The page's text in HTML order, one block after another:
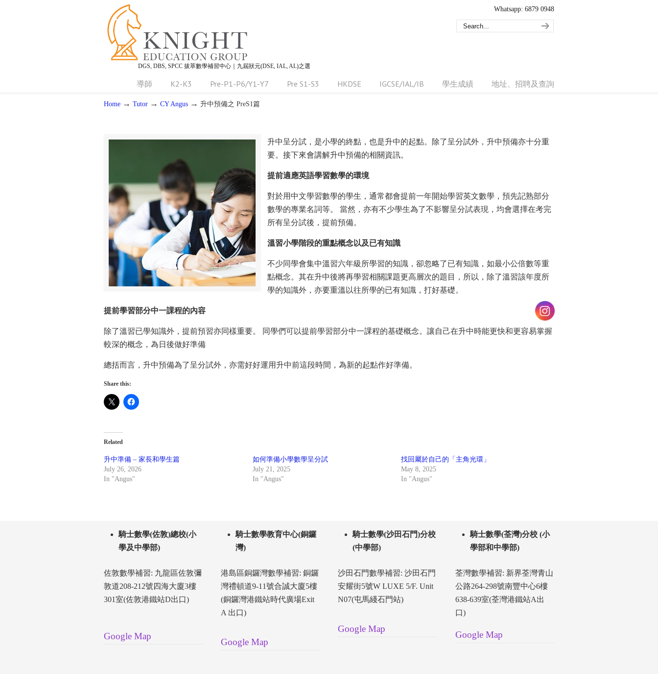
DGS, DBS, SPCC 拔萃數學補習中心｜九屆狀元(DSE, IAL, AL)之選
Whatsapp: 6879 0948
導師 K2-K3 Pre-P1-P6/Y1-Y7 Pre S1-S3 HKDSE IGCSE/IAL/IB 學生成績 地址、招聘及查詢
Home → Tutor → CY Angus → 升中預備之 PreS1篇
升中呈分試，是小學的終點，也是升中的起點。除了呈分試外，升中預備亦十分重
要。接下來會講解升中預備的相關資訊。
提前適應英語學習數學的環境
對於用中文學習數學的學生，通常都會提前一年開始學習英文數學，預先記熟部分
數學的專業名詞等。 當然，亦有不少學生為了不影響呈分試表現，均會選擇在考完
所有呈分試後，提前預備。
溫習小學階段的重點概念以及已有知識
不少同學會集中溫習六年級所學習的知識，卻忽略了已有知識，如最小公倍數等重
點概念。其在升中後將再學習相關課題更高層次的題目，所以，除了溫習該年度所
學的知識外，亦要重溫以往所學的已有知識，打好基礎。
提前學習部分中一課程的內容
除了溫習已學知識外，提前預習亦同樣重要。 同學們可以提前學習部分中一課程的基礎概念。讓自己在升中時能更快和更容易掌握
較深的概念，為日後做好準備
總括而言，升中預備為了呈分試外，亦需好好運用升中前這段時間，為新的起點作好準備。
Share this:
Related
升中準備 – 家長和學生篇
July 26, 2026
In "Angus"
如何準備小學數學呈分試
July 21, 2025
In "Angus"
找回屬於自己的「主角光環」
May 8, 2025
In "Angus"
騎士數學(佐敦)總校(小
學及中學部)
佐敦數學補習: 九龍區佐敦彌
敦道208-212號四海大廈3樓
301室(佐敦港鐵站D出口)
Google Map
騎士數學教育中心(銅鑼
灣)
港島區銅鑼灣數學補習: 銅鑼
灣禮頓道9-11號合誠大廈5樓
(銅鑼灣港鐵站時代廣場Exit
A 出口)
Google Map
騎士數學(沙田石門)分校
(中學部)
沙田石門數學補習: 沙田石門
安耀街5號W LUXE 5/F. Unit
N07(屯馬綫石門站)
Google Map
騎士數學(荃灣)分校 (小
學部和中學部)
荃灣數學補習: 新界荃灣青山
公路264-298號南豐中心6樓
638-639室(荃灣港鐵站A出
口)
Google Map